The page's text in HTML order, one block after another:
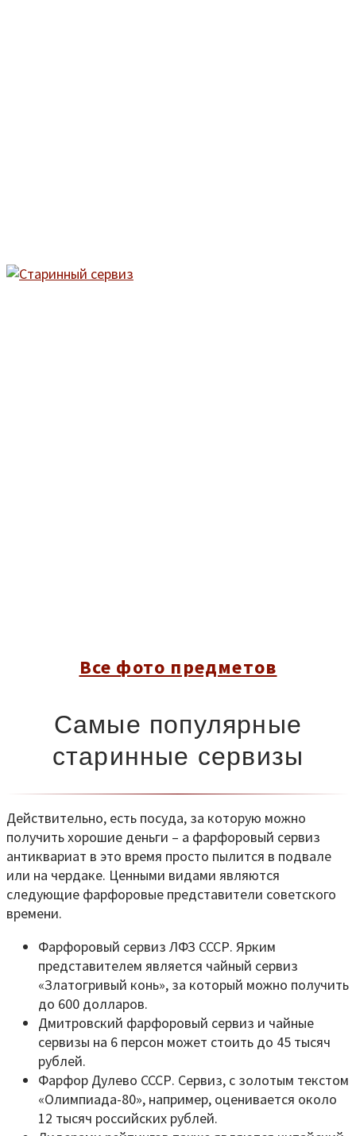
Все фото предметов
Самые популярные
старинные сервизы
Действительно, есть посуда, за которую можно
получить хорошие деньги – а фарфоровый сервиз
антиквариат в это время просто пылится в подвале
или на чердаке. Ценными видами являются
следующие фарфоровые представители советского
времени.
Фарфоровый сервиз ЛФЗ СССР. Ярким
представителем является чайный сервиз
«Златогривый конь», за который можно получить
до 600 долларов.
Дмитровский фарфоровый сервиз и чайные
сервизы на 6 персон может стоить до 45 тысяч
рублей.
Фарфор Дулево СССР. Сервиз, с золотым текстом
«Олимпиада-80», например, оценивается около
12 тысяч российских рублей.